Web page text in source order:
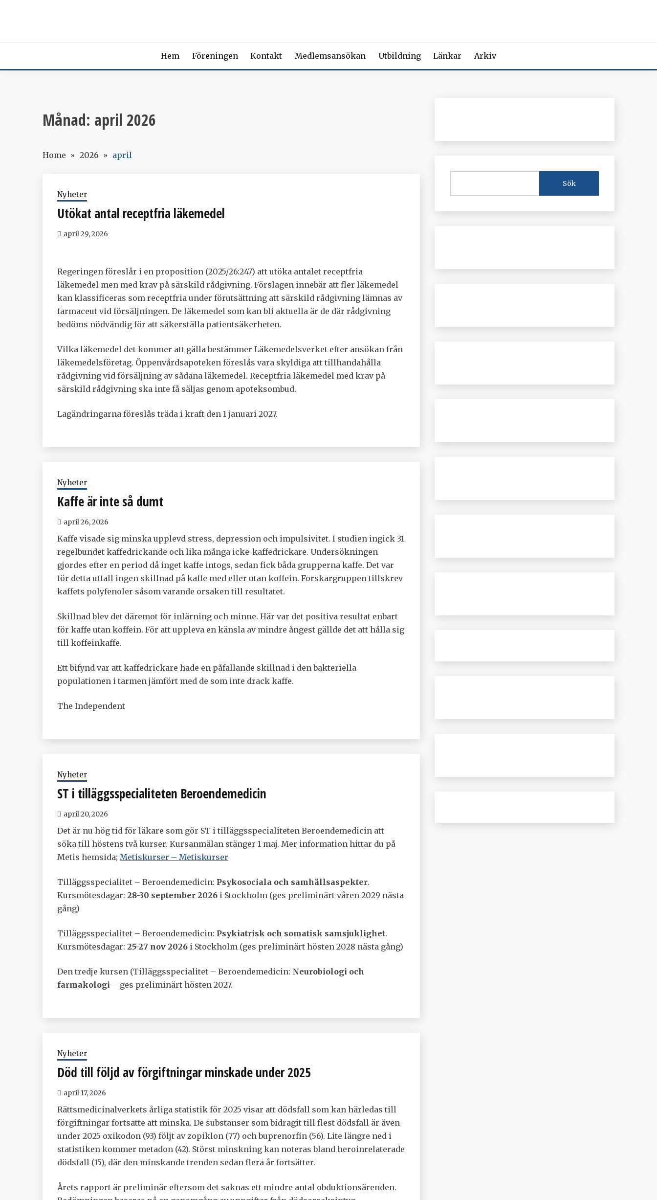
Hem Föreningen Kontakt Medlemsansökan Utbildning Länkar Arkiv
Månad: april 2026
Home 2026 april
Nyheter
Utökat antal receptfria läkemedel
april 29, 2026
Regeringen föreslår i en proposition (2025/26:247) att utöka antalet receptfria
läkemedel men med krav på särskild rådgivning. Förslagen innebär att fler läkemedel
kan klassificeras som receptfria under förutsättning att särskild rådgivning lämnas av
farmaceut vid försäljningen. De läkemedel som kan bli aktuella är de där rådgivning
bedöms nödvändig för att säkerställa patientsäkerheten.
Vilka läkemedel det kommer att gälla bestämmer Läkemedelsverket efter ansökan från
läkemedelsföretag. Öppenvårdsapoteken föreslås vara skyldiga att tillhandahålla
rådgivning vid försäljning av sådana läkemedel. Receptfria läkemedel med krav på
särskild rådgivning ska inte få säljas genom apoteksombud.
Lagändringarna föreslås träda i kraft den 1 januari 2027.
Nyheter
Kaffe är inte så dumt
april 26, 2026
Kaffe visade sig minska upplevd stress, depression och impulsivitet. I studien ingick 31
regelbundet kaffedrickande och lika många icke-kaffedrickare. Undersökningen
gjordes efter en period då inget kaffe intogs, sedan fick båda grupperna kaffe. Det var
för detta utfall ingen skillnad på kaffe med eller utan koffein. Forskargruppen tillskrev
kaffets polyfenoler såsom varande orsaken till resultatet.
Skillnad blev det däremot för inlärning och minne. Här var det positiva resultat enbart
för kaffe utan koffein. För att uppleva en känsla av mindre ångest gällde det att hålla sig
till koffeinkaffe.
Ett bifynd var att kaffedrickare hade en påfallande skillnad i den bakteriella
populationen i tarmen jämfört med de som inte drack kaffe.
The Independent
Nyheter
ST i tilläggsspecialiteten Beroendemedicin
april 20, 2026
Det är nu hög tid för läkare som gör ST i tilläggsspecialiteten Beroendemedicin att
söka till höstens två kurser. Kursanmälan stänger 1 maj. Mer information hittar du på
Metis hemsida; Metiskurser – Metiskurser
Tilläggsspecialitet – Beroendemedicin: Psykosociala och samhällsaspekter.
Kursmötesdagar: 28-30 september 2026 i Stockholm (ges preliminärt våren 2029 nästa
gång)
Tilläggsspecialitet – Beroendemedicin: Psykiatrisk och somatisk samsjuklighet.
Kursmötesdagar: 25-27 nov 2026 i Stockholm (ges preliminärt hösten 2028 nästa gång)
Den tredje kursen (Tilläggsspecialitet – Beroendemedicin: Neurobiologi och
farmakologi – ges preliminärt hösten 2027.
Nyheter
Död till följd av förgiftningar minskade under 2025
april 17, 2026
Rättsmedicinalverkets årliga statistik för 2025 visar att dödsfall som kan härledas till
förgiftningar fortsatte att minska. De substanser som bidragit till flest dödsfall är även
under 2025 oxikodon (93) följt av zopiklon (77) och buprenorfin (56). Lite längre ned i
statistiken kommer metadon (42). Störst minskning kan noteras bland heroinrelaterade
dödsfall (15), där den minskande trenden sedan flera år fortsätter.
Årets rapport är preliminär eftersom det saknas ett mindre antal obduktionsärenden.
Sök